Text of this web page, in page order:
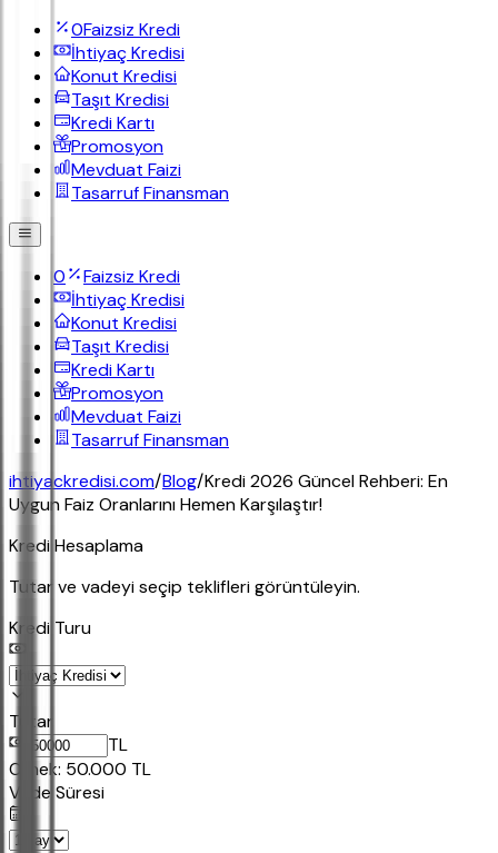
0Faizsiz Kredi
İhtiyaç Kredisi
Konut Kredisi
Taşıt Kredisi
Kredi Kartı
Promosyon
Mevduat Faizi
Tasarruf Finansman
0
Faizsiz Kredi
İhtiyaç Kredisi
Konut Kredisi
Taşıt Kredisi
Kredi Kartı
Promosyon
Mevduat Faizi
Tasarruf Finansman
ihtiyackredisi.com/Blog/Kredi 2026 Güncel Rehberi: En
Uygun Faiz Oranlarını Hemen Karşılaştır!
Kredi Hesaplama
Tutar ve vadeyi seçip teklifleri görüntüleyin.
Kredi Turu
Tutar
TL
Ornek: 50.000 TL
Vade Süresi